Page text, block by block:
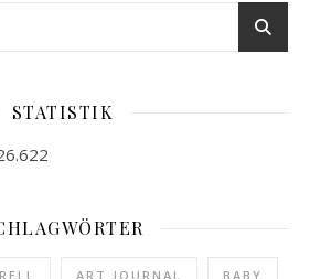
STATISTIK
ART JOURNAL BABY